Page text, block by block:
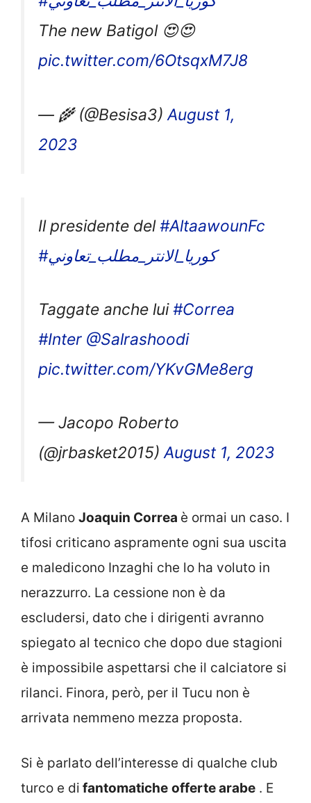
The new Batigol 😍😍
pic.twitter.com/6OtsqxM7J8
— 🌾 (@Besisa3) August 1,
2023
Il presidente del#AltaawounFc
#كوريا_الانتر_مطلب_تعاوني
Taggate anche lui#Correa
#Inter @Salrashoodi
pic.twitter.com/YKvGMe8erg
— Jacopo Roberto
(@jrbasket2015)August 1, 2023
A Milano Joaquin Correa è ormai un caso. I
tifosi criticano aspramente ogni sua uscita
e maledicono Inzaghi che lo ha voluto in
nerazzurro. La cessione non è da
escludersi, dato che i dirigenti avranno
spiegato al tecnico che dopo due stagioni
è impossibile aspettarsi che il calciatore si
rilanci. Finora, però, per il Tucu non è
arrivata nemmeno mezza proposta.
Si è parlato dell’interesse di qualche club
turco e di fantomatiche offerte arabe . E